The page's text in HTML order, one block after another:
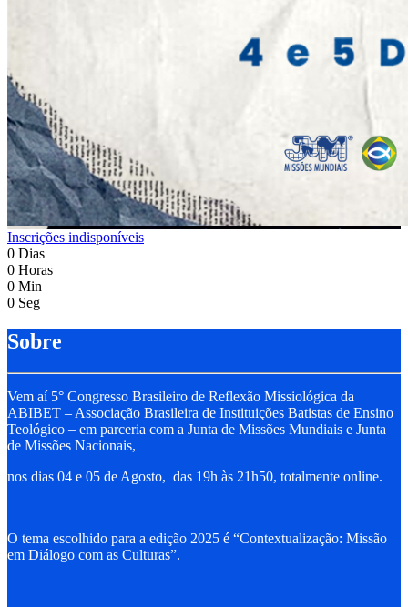
Inscrições indisponíveis
0 Dias
0 Horas
0 Min
0 Seg
Sobre
Vem aí 5° Congresso Brasileiro de Reflexão Missiológica da
ABIBET – Associação Brasileira de Instituições Batistas de Ensino
Teológico – em parceria com a Junta de Missões Mundiais e Junta
de Missões Nacionais,
nos dias 04 e 05 de Agosto, das 19h às 21h50, totalmente online.
O tema escolhido para a edição 2025 é “Contextualização: Missão
em Diálogo com as Culturas”.